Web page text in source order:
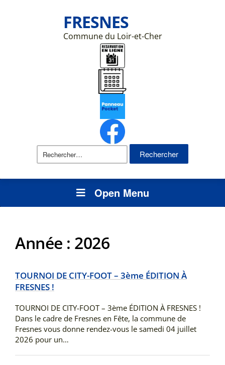
FRESNES
Commune du Loir-et-Cher
Rechercher :
Open Menu
Année : 2026
TOURNOI DE CITY-FOOT – 3ème ÉDITION À
FRESNES !
TOURNOI DE CITY-FOOT – 3ème ÉDITION À FRESNES !
Dans le cadre de Fresnes en Fête, la commune de
Fresnes vous donne rendez-vous le samedi 04 juillet
2026 pour un…